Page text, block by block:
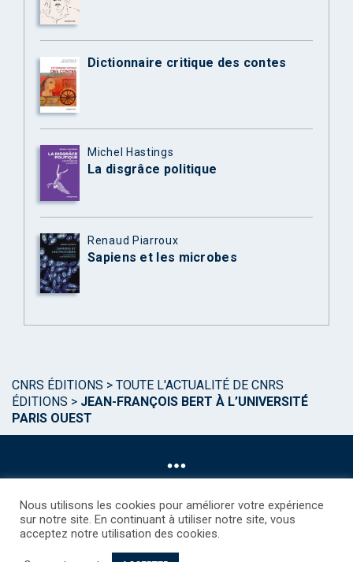
Dictionnaire critique des contes
Michel Hastings
La disgrâce politique
Renaud Piarroux
Sapiens et les microbes
CNRS ÉDITIONS > TOUTE L'ACTUALITÉ DE CNRS
ÉDITIONS > JEAN-FRANÇOIS BERT À L’UNIVERSITÉ
PARIS OUEST
©CNRS EDITIONS 2025
Nous utilisons les cookies pour améliorer votre expérience
sur notre site. En continuant à utiliser notre site, vous
acceptez notre utilisation des cookies.